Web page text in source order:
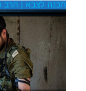
הכנה לצבא | הרב